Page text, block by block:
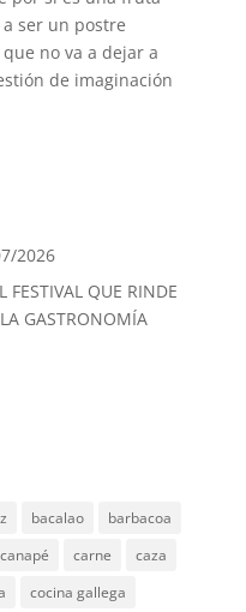
ser un postre
no va a dejar a
de imaginación
2026
FESTIVAL QUE RINDE
GASTRONOMÍA
bacalao
barbacoa
canapé carne
caza
cocina gallega